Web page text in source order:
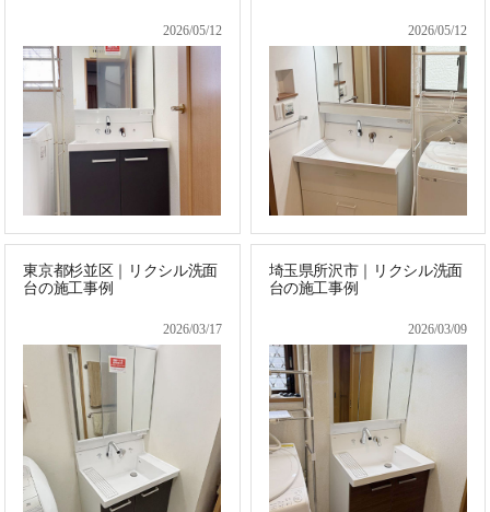
2026/05/12 2026/05/12
東京都杉並区｜リクシル洗面
台の施工事例
2026/03/17
埼玉県所沢市｜リクシル洗面
台の施工事例
2026/03/09